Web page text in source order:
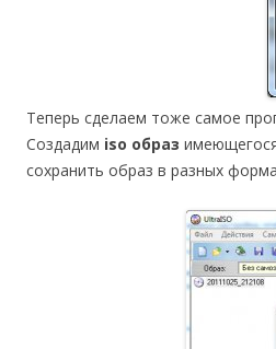
Теперь сделаем тоже самое
Создадим iso образ
сохранить образ в разных